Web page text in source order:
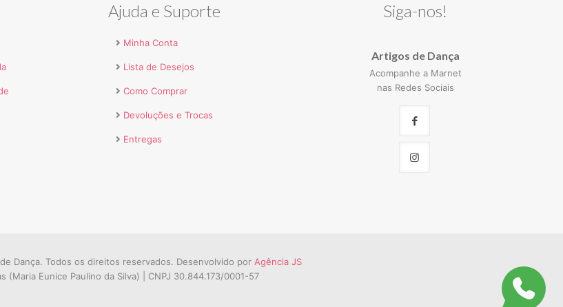
Ajuda e Suporte
Minha Conta
Lista de Desejos
Como Comprar
Devoluções e Trocas
Entregas
Siga-nos!
Artigos de Dança
Acompanhe a Marnet
nas Redes Sociais
Dança. Todos os direitos reservados. Desenvolvido por Agência JS
(Maria Eunice Paulino da Silva) | CNPJ 30.844.173/0001-57